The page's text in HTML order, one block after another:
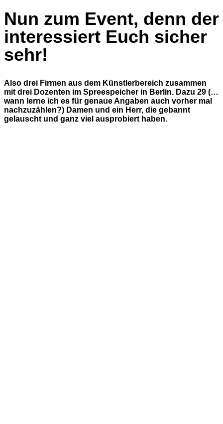
Nun zum Event, denn der
interessiert Euch sicher
sehr!
Also drei Firmen aus dem Künstlerbereich zusammen
mit drei Dozenten im Spreespeicher in Berlin. Dazu 29 (…
wann lerne ich es für genaue Angaben auch vorher mal
nachzuzählen?) Damen und ein Herr, die gebannt
gelauscht und ganz viel ausprobiert haben.